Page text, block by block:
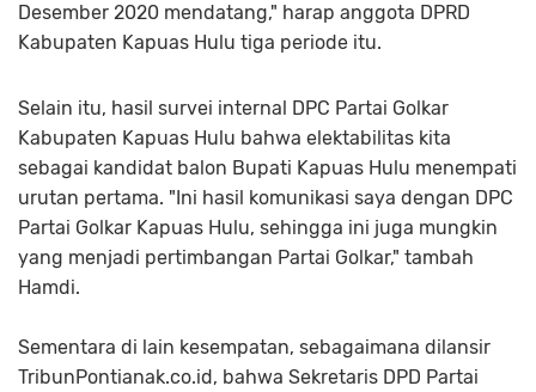
Desember 2020 mendatang," harap anggota DPRD
Kabupaten Kapuas Hulu tiga periode itu.
Selain itu, hasil survei internal DPC Partai Golkar
Kabupaten Kapuas Hulu bahwa elektabilitas kita
sebagai kandidat balon Bupati Kapuas Hulu menempati
urutan pertama. "Ini hasil komunikasi saya dengan DPC
Partai Golkar Kapuas Hulu, sehingga ini juga mungkin
yang menjadi pertimbangan Partai Golkar," tambah
Hamdi.
Sementara di lain kesempatan, sebagaimana dilansir
TribunPontianak.co.id, bahwa Sekretaris DPD Partai